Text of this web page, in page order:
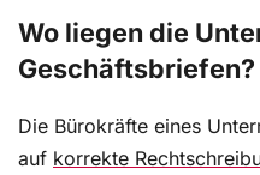
Wo liegen die
Geschäftsbriefen?
Die Bürokräfte eines
auf korrekte